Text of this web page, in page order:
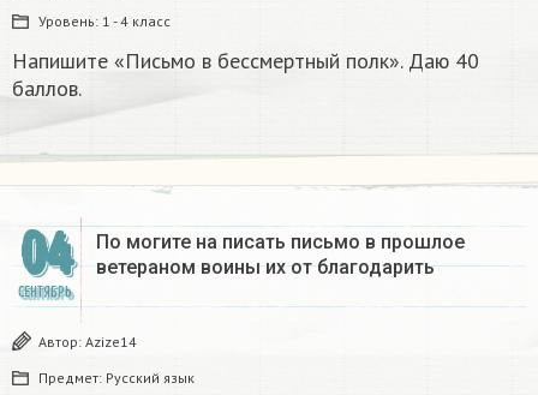
Уровень: 1 - 4 класс
Напишите «Письмо в бессмертный полк». Даю 40
баллов.
04
СЕНТЯБРЬ
По могите на писать письмо в прошлое
ветераном воины их от благодарить
Автор: Azize14
Предмет: Русский язык